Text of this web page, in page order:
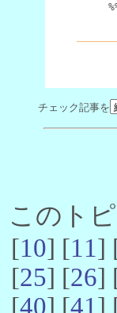
チェック記事を
このト
[10] [11]
[25] [26]
[40] [41]